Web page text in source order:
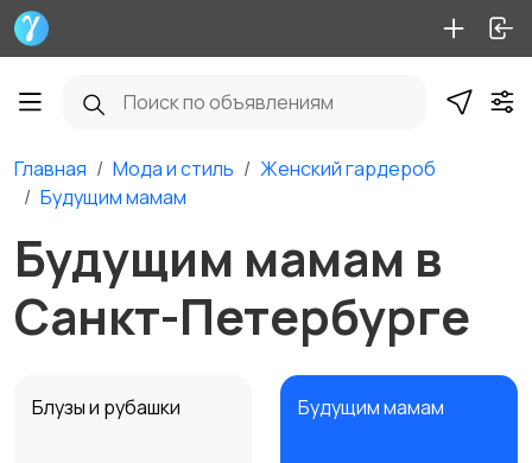
Главная Мода и стиль
Женский гардероб
Будущим мамам
Будущим мамам в
Санкт-Петербурге
Блузы и рубашки Будущим мамам